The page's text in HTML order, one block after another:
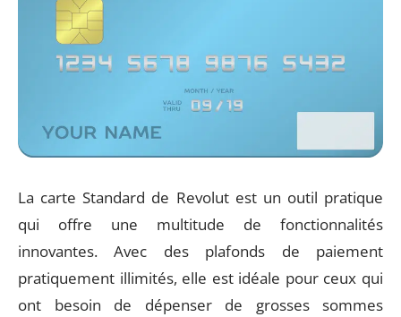
La carte Standard de Revolut est un outil pratique
qui offre une multitude de fonctionnalités
innovantes. Avec des plafonds de paiement
pratiquement illimités, elle est idéale pour ceux qui
ont besoin de dépenser de grosses sommes